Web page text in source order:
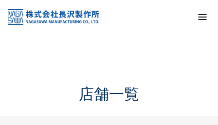
KSS加盟店・取扱店情報
店舗一覧
店舗一覧